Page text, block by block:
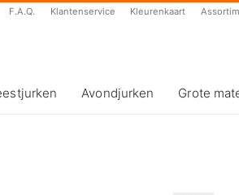
F.A.Q. Klantenservice Kleurenkaart
Avondjurken Grote